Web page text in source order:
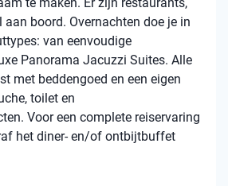
aan boord. Overnachten doe je in
van eenvoudige
Panorama Jacuzzi Suites. Alle
met beddengoed en een eigen
toilet en
Voor een complete reiservaring
het diner- en/of ontbijtbuffet